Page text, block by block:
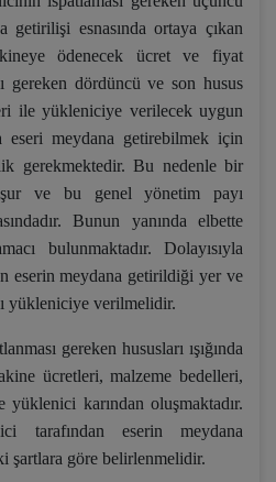
getirilişi esnasında ortaya çıkan
ödenecek ücret ve fiyat
gereken dördüncü ve son husus
ile yükleniciye verilecek uygun
meydana getirebilmek için
gerekmektedir. Bu nedenle bir
ve bu genel yönetim payı
Bunun yanında elbette
bulunmaktadır. Dolayısıyla
eserin meydana getirildiği yer ve
yükleniciye verilmelidir.
gereken hususları ışığında
ücretleri, malzeme bedelleri,
karından oluşmaktadır.
tarafından eserin meydana
şartlara göre belirlenmelidir.